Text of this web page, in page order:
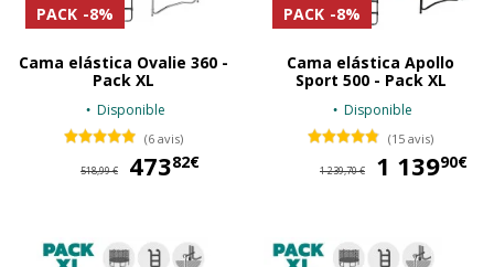
PACK -8%
Cama elástica Ovalie 360 -
Pack XL
Disponible
(6 avis)
518,99 € 47382€
PACK -8%
Cama elástica Apollo
Sport 500 - Pack XL
Disponible
(15 avis)
1 239,70 € 1 13990€